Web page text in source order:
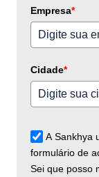
Empresa*
Cidade*
A Sankhya
formulário de
Sei que posso